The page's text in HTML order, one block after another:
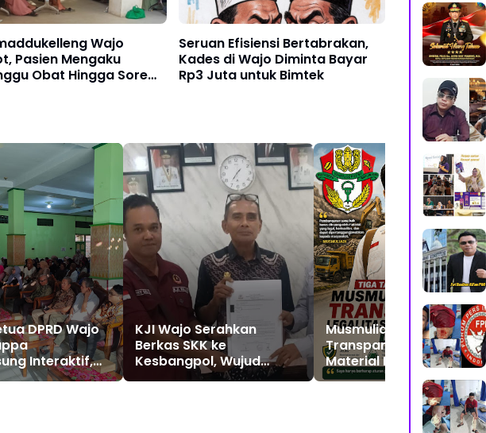
Wajo
Pasien Mengaku
Obat Hingga Sore
Seruan Efisiensi Bertabrakan,
Kades di Wajo Diminta Bayar
Rp3 Juta untuk Bimtek
DPRD Wajo
Interaktif,
KJI Wajo Serahkan
Berkas SKK ke
Kesbangpol, Wujud
Tertib Administrasi
Musmuliadi Desak
Transparansi Legalitas
Material Proyek di Wajo